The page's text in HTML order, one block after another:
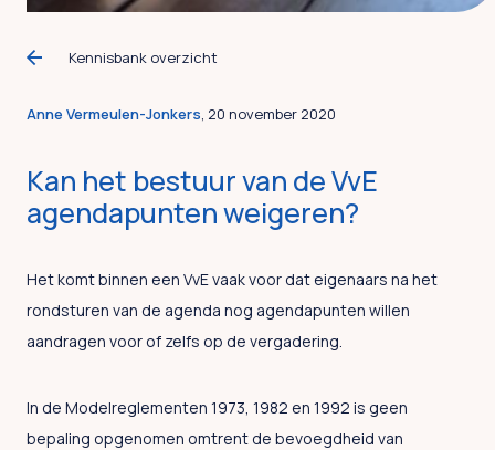
Kennisbank overzicht
Anne Vermeulen-Jonkers, 20 november 2020
Kan het bestuur van de VvE
agendapunten weigeren?
Het komt binnen een VvE vaak voor dat eigenaars na het
rondsturen van de agenda nog agendapunten willen
aandragen voor of zelfs op de vergadering.
In de Modelreglementen 1973, 1982 en 1992 is geen
bepaling opgenomen omtrent de bevoegdheid van